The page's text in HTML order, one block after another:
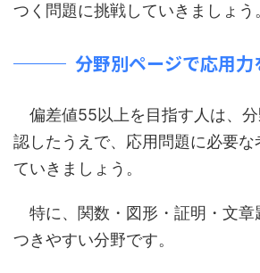
つく問題に挑戦していきましょう
分野別ページで応用力
偏差値55以上を目指す人は、
認したうえで、応用問題に必要
ていきましょう。
特に、関数・図形・証明・文章
つきやすい分野です。